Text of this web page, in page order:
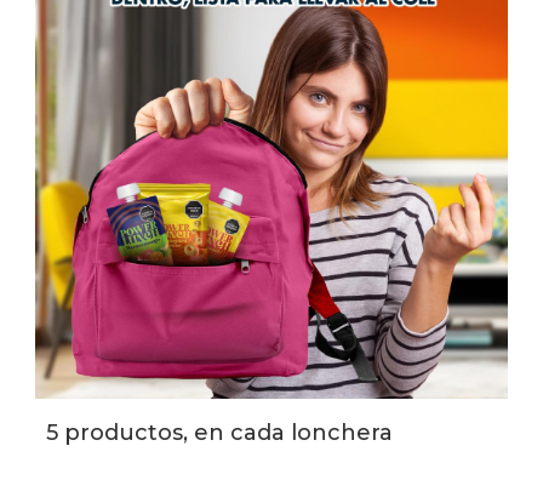
5 productos, en cada lonchera